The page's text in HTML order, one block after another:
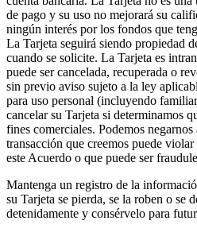
de pago y su uso no mejorará su
ningún interés por los fondos que
La Tarjeta seguirá siendo propiedad
cuando se solicite. La Tarjeta es
puede ser cancelada, recuperada o
sin previo aviso sujeto a la ley
para uso personal (incluyendo
cancelar su Tarjeta si determinamos
fines comerciales. Podemos
transacción que creemos puede
este Acuerdo o que puede ser
Mantenga un registro de la
su Tarjeta se pierda, se la roben o se
detenidamente y consérvelo para